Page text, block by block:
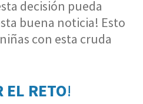
decisión pueda
buena noticia! Esto
con esta cruda
EL RETO!